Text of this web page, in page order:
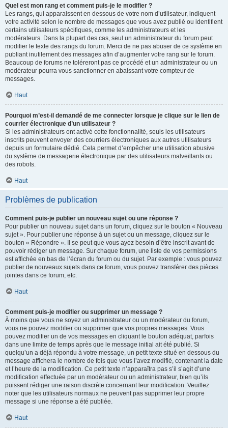
Quel est mon rang et comment puis-je le modifier ?
Les rangs, qui apparaissent en dessous de votre nom d’utilisateur, indiquent
votre activité selon le nombre de messages que vous avez publié ou identifient
certains utilisateurs spécifiques, comme les administrateurs et les
modérateurs. Dans la plupart des cas, seul un administrateur du forum peut
modifier le texte des rangs du forum. Merci de ne pas abuser de ce système en
publiant inutilement des messages afin d’augmenter votre rang sur le forum.
Beaucoup de forums ne toléreront pas ce procédé et un administrateur ou un
modérateur pourra vous sanctionner en abaissant votre compteur de
messages.
Haut
Pourquoi m’est-il demandé de me connecter lorsque je clique sur le lien de
courrier électronique d’un utilisateur ?
Si les administrateurs ont activé cette fonctionnalité, seuls les utilisateurs
inscrits peuvent envoyer des courriers électroniques aux autres utilisateurs
depuis un formulaire dédié. Cela permet d’empêcher une utilisation abusive
du système de messagerie électronique par des utilisateurs malveillants ou
des robots.
Haut
Problèmes de publication
Comment puis-je publier un nouveau sujet ou une réponse ?
Pour publier un nouveau sujet dans un forum, cliquez sur le bouton « Nouveau
sujet ». Pour publier une réponse à un sujet ou un message, cliquez sur le
bouton « Répondre ». Il se peut que vous ayez besoin d’être inscrit avant de
pouvoir rédiger un message. Sur chaque forum, une liste de vos permissions
est affichée en bas de l’écran du forum ou du sujet. Par exemple : vous pouvez
publier de nouveaux sujets dans ce forum, vous pouvez transférer des pièces
jointes dans ce forum, etc.
Haut
Comment puis-je modifier ou supprimer un message ?
À moins que vous ne soyez un administrateur ou un modérateur du forum,
vous ne pouvez modifier ou supprimer que vos propres messages. Vous
pouvez modifier un de vos messages en cliquant le bouton adéquat, parfois
dans une limite de temps après que le message initial ait été publié. Si
quelqu’un a déjà répondu à votre message, un petit texte situé en dessous du
message affichera le nombre de fois que vous l’avez modifié, contenant la date
et l’heure de la modification. Ce petit texte n’apparaîtra pas s’il s’agit d’une
modification effectuée par un modérateur ou un administrateur, bien qu’ils
puissent rédiger une raison discrète concernant leur modification. Veuillez
noter que les utilisateurs normaux ne peuvent pas supprimer leur propre
message si une réponse a été publiée.
Haut